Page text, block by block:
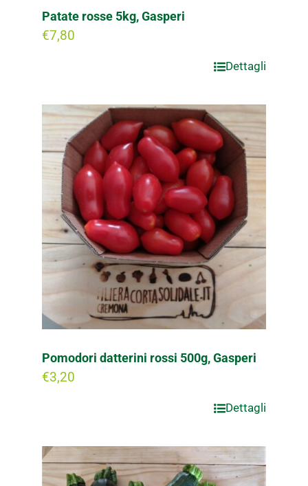
Patate rosse 5kg, Gasperi
€7,80
Dettagli
Pomodori datterini rossi 500g, Gasperi
€3,20
Dettagli